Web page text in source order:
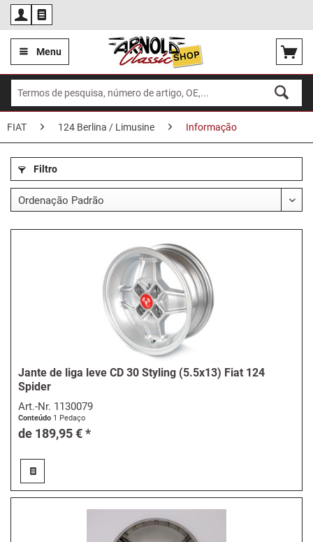
Menu
FIAT 124 Berlina / Limusine Informação
Filtro
Jante de liga leve CD 30 Styling (5.5x13) Fiat 124
Spider
Art.-Nr. 1130079
Conteúdo 1 Pedaço
de 189,95 € *